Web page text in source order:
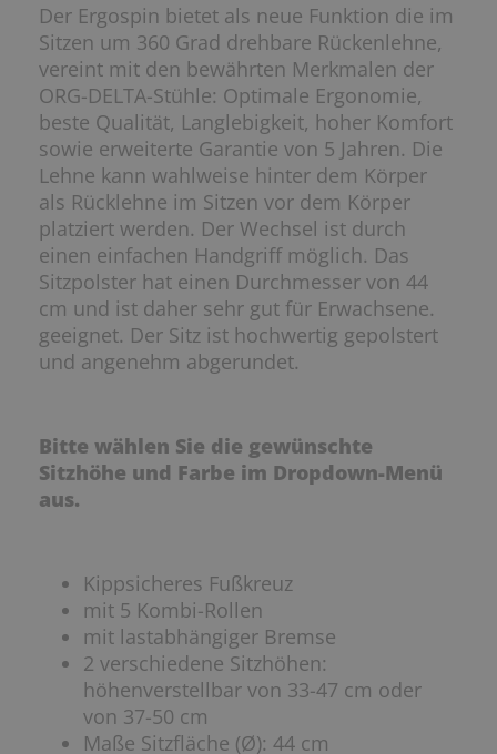
Der Ergospin bietet als neue Funktion die im
Sitzen um 360 Grad drehbare Rückenlehne,
vereint mit den bewährten Merkmalen der
ORG-DELTA-Stühle: Optimale Ergonomie,
beste Qualität, Langlebigkeit, hoher Komfort
sowie erweiterte Garantie von 5 Jahren. Die
Lehne kann wahlweise hinter dem Körper
als Rücklehne im Sitzen vor dem Körper
platziert werden. Der Wechsel ist durch
einen einfachen Handgriff möglich. Das
Sitzpolster hat einen Durchmesser von 44
cm und ist daher sehr gut für Erwachsene.
geeignet. Der Sitz ist hochwertig gepolstert
und angenehm abgerundet.
Bitte wählen Sie die gewünschte
Sitzhöhe und Farbe im Dropdown-Menü
aus.
Kippsicheres Fußkreuz
mit 5 Kombi-Rollen
mit lastabhängiger Bremse
2 verschiedene Sitzhöhen:
höhenverstellbar von 33-47 cm oder
von 37-50 cm
Maße Sitzfläche (Ø): 44 cm